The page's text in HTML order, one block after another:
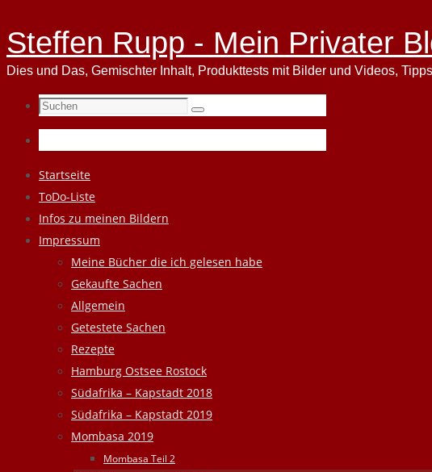
Steffen Rupp - Mein Privater
Dies und Das, Gemischter Inhalt, Produkttests mit Bilder und Videos,
Suchen
nach:
Suchen
Zum
Inhalt
springen
Startseite
ToDo-Liste
Infos zu meinen Bildern
Impressum
Meine Bücher die ich gelesen habe
Gekaufte Sachen
Allgemein
Getestete Sachen
Rezepte
Hamburg Ostsee Rostock
Südafrika – Kapstadt 2018
Südafrika – Kapstadt 2019
Mombasa 2019
Mombasa Teil 2